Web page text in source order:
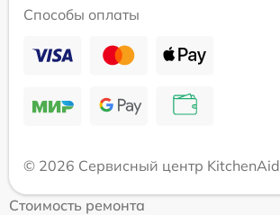
Способы оплаты
© 2026 Сервисный центр KitchenAid
Стоимость ремонта